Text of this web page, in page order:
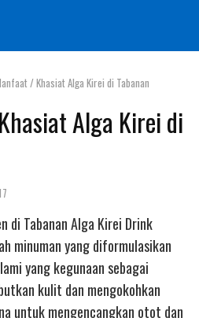
/ Khasiat Alga Kirei di Tabanan
Alga Kirei di
di Tabanan Alga Kirei Drink
minuman yang diformulasikan
yang kegunaan sebagai
kulit dan mengokohkan
untuk mengencangkan otot dan